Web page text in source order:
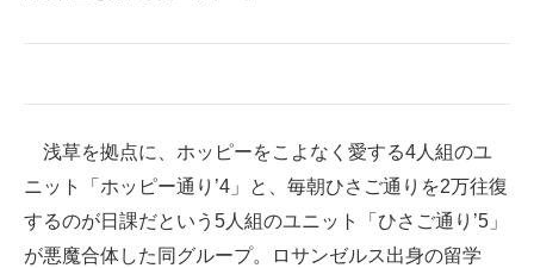
ちょっと気になるネットの話題
浅草を拠点に、ホッピーをこよなく愛する4人組のユ
ニット「ホッピー通り’4」と、毎朝ひさご通りを2万往復
するのが日課だという5人組のユニット「ひさご通り’5」
が悪魔合体した同グループ。ロサンゼルス出身の留学